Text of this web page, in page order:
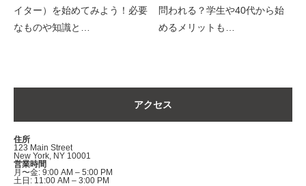
イター）を始めてみよう！必要
なものや知識と…
問われる？学生や40代から始
めるメリットも…
アクセス
住所
123 Main Street
New York, NY 10001
営業時間
月〜金: 9:00 AM – 5:00 PM
土日: 11:00 AM – 3:00 PM